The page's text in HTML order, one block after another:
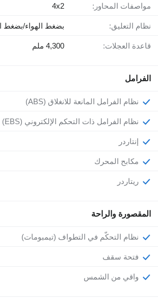
مواصفات المحاور: 4x2
نظام التعليق: بضغط الهواء/بضغط
قاعدة العجلات: 4,300 ملم
الفرامل
نظام الفرامل المانعة للانغلاق (ABS)
نظام الفرامل ذات التحكم الإلكتروني (EBS)
إنتاردر
مكابح المحرك
ريتاردر
المقصورة والراحة
نظام التحكّم في التطواف (تيمبومات)
فتحة سقف
واقي من الشمس